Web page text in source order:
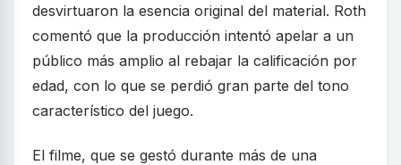
desvirtuaron la esencia original del material. Roth
comentó que la producción intentó apelar a un
público más amplio al rebajar la calificación por
edad, con lo que se perdió gran parte del tono
característico del juego.
El filme, que se gestó durante más de una